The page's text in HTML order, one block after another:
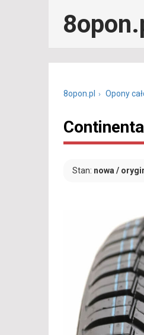
8opon.pl Opony
Stan: nowa /